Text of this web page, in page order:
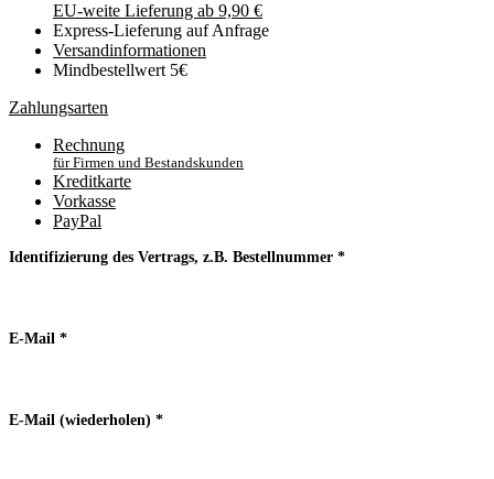
EU-weite Lieferung ab 9,90 €
Express-Lieferung auf Anfrage
Versand­informationen
Mindbestellwert 5€
Zahlungsarten
Rechnung
für Firmen und Bestandskunden
Kreditkarte
Vorkasse
PayPal
Identifizierung des Vertrags, z.B. Bestellnummer *
E-Mail *
E-Mail (wiederholen) *